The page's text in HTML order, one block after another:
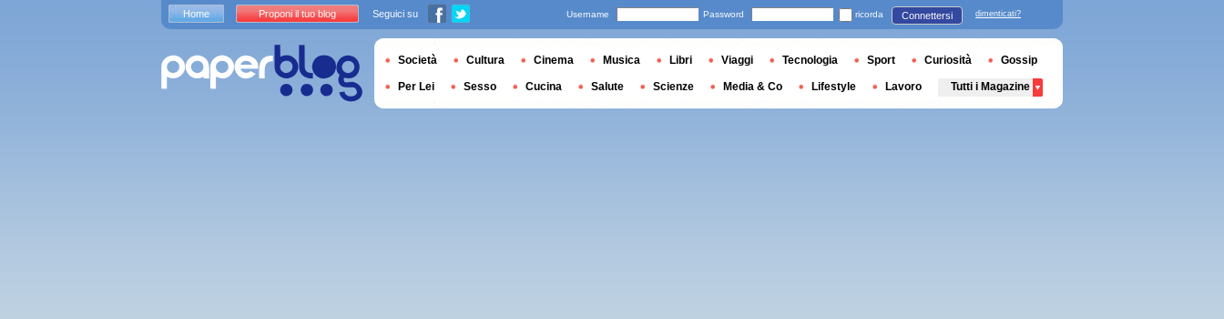
Home Proponi il tuo blog Seguici su Username Password ricorda Connettersi dimenticati?
Società Cultura Cinema Musica Libri Viaggi Tecnologia Sport Curiosità Gossip
Per Lei Sesso Cucina Salute Scienze Media & Co Lifestyle Lavoro Tutti i Magazine